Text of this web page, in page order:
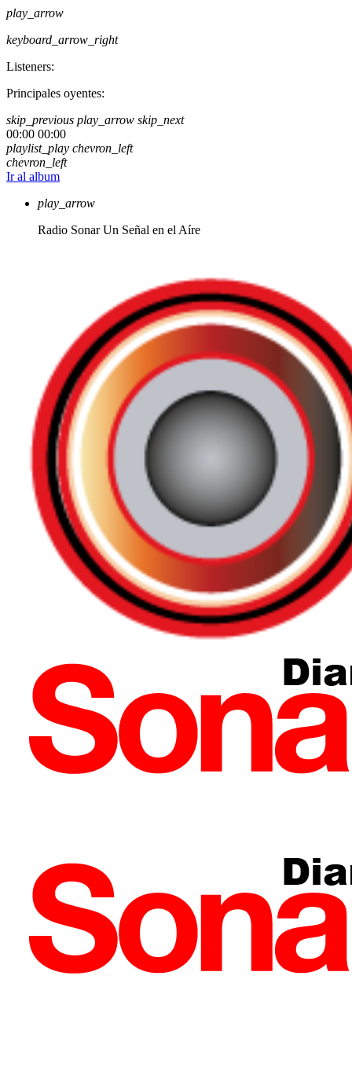
play_arrow
keyboard_arrow_right
Listeners:
Principales oyentes:
skip_previous play_arrow skip_next
00:00 00:00
playlist_play chevron_left
chevron_left
Ir al album
play_arrow
Radio Sonar Un Señal en el Aíre